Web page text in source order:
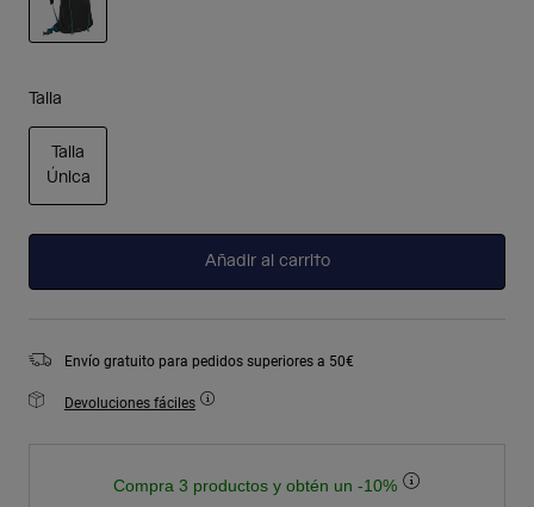
Talla
Talla
Única
Añadir al carrito
Envío gratuito para pedidos superiores a 50€
Devoluciones fáciles
Compra 3 productos y obtén un -10%